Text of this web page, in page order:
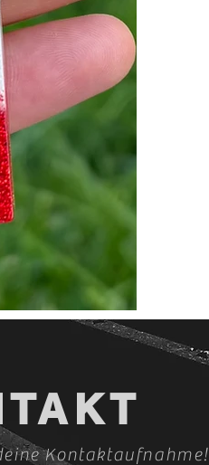
Kontaktaufnahme!